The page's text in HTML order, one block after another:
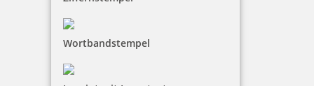
Wortbandstempel